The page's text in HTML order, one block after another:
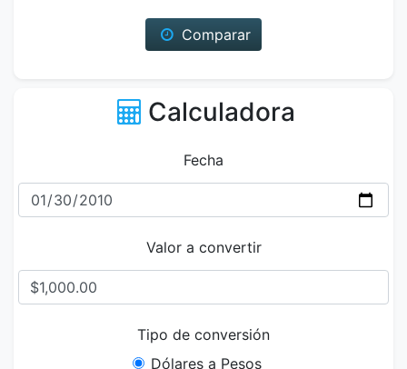
Comparar
Calculadora
Fecha
Valor a convertir
Tipo de conversión
Dólares a Pesos